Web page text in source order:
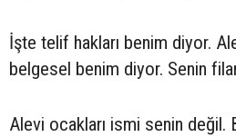
İşte telif hakları benim diyor.
belgesel benim diyor. Senin
Alevi ocakları ismi senin değil.